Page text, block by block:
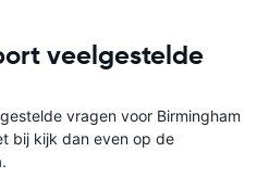
veelgestelde
vragen voor Birmingham
bij kijk dan even op de